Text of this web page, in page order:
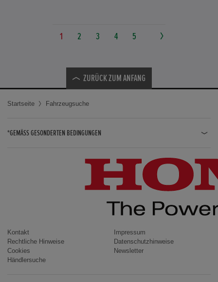
1 2 3 4 5
ZURÜCK ZUM ANFANG
Startseite Fahrzeugsuche
*GEMÄSS GESONDERTEN BEDINGUNGEN
CIVIC / CIVIC LIMOUSINE
INSIGHT
ACCORD
Kontakt
Impressum
Rechtliche Hinweise
Datenschutzhinweise
Cookies
Newsletter
Händlersuche